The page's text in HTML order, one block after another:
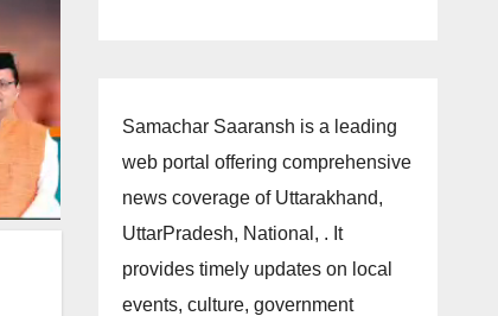
Samachar Saaransh is a leading
web portal offering comprehensive
news coverage of Uttarakhand,
UttarPradesh, National, . It
provides timely updates on local
events, culture, government